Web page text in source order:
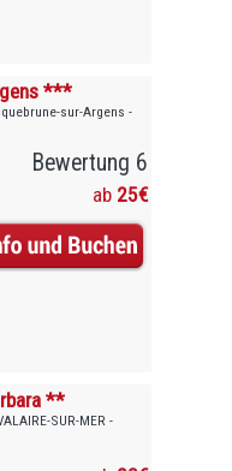
***
sur-Argens -
Bewertung 6
ab 25€
**
SUR-MER -